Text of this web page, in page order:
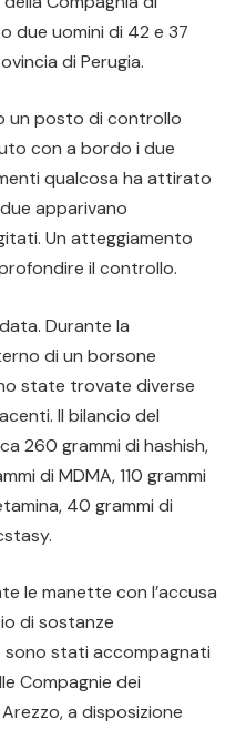
due uomini di 42 e 37
di Perugia.
un posto di controllo
con a bordo i due
qualcosa ha attirato
apparivano
Un atteggiamento
il controllo.
Durante la
di un borsone
state trovate diverse
Il bilancio del
260 grammi di hashish,
di MDMA, 110 grammi
40 grammi di
le manette con l’accusa
di sostanze
sono stati accompagnati
Compagnie dei
a disposizione